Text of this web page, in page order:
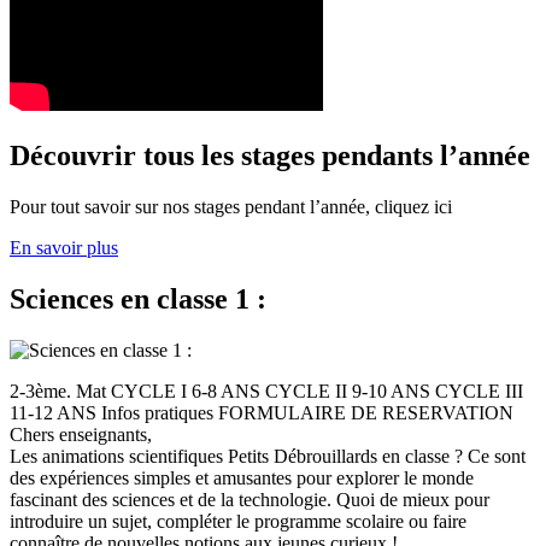
Découvrir tous les stages pendants l’année
Pour tout savoir sur nos stages pendant l’année, cliquez ici
En savoir plus
Sciences en classe 1 :
2-3ème. Mat CYCLE I 6-8 ANS CYCLE II 9-10 ANS CYCLE III
11-12 ANS Infos pratiques FORMULAIRE DE RESERVATION
Chers enseignants,
Les animations scientifiques Petits Débrouillards en classe ? Ce sont
des expériences simples et amusantes pour explorer le monde
fascinant des sciences et de la technologie. Quoi de mieux pour
introduire un sujet, compléter le programme scolaire ou faire